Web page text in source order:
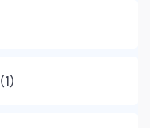
(1)